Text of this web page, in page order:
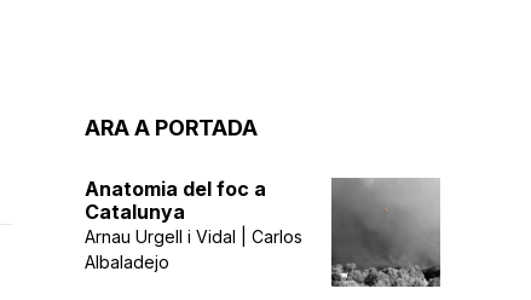
ARA A PORTADA
Anatomia del foc a
Catalunya
Arnau Urgell i Vidal | Carlos
Albaladejo